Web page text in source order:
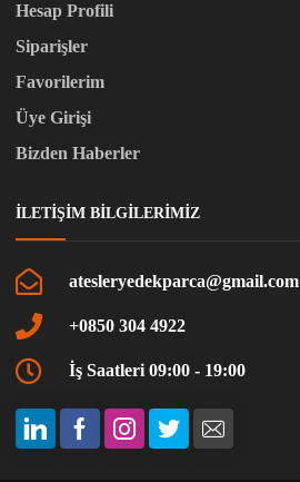
Hesap Profili
Siparişler
Favorilerim
Üye Girişi
Bizden Haberler
İLETIŞIM BILGILERIMIZ
atesleryedekparca@gmail.com
+0850 304 4922
İş Saatleri 09:00 - 19:00